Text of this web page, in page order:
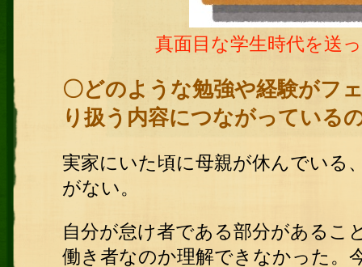
真面目な学生時代を送
〇どのような勉強や経験がフ
り扱う内容につながっている
実家にいた頃に母親が休んでいる
がない。
自分が怠け者である部分があるこ
働き者なのか理解できなかった。